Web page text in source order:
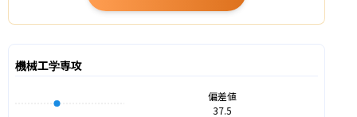
機械工学専攻
偏差値
37.5